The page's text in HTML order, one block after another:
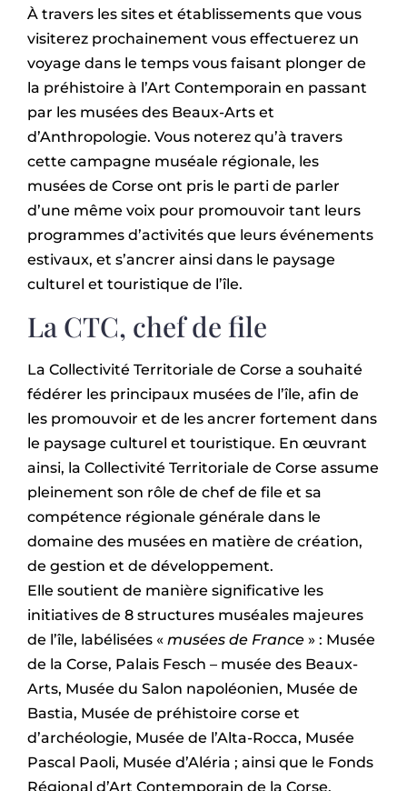
À travers les sites et établissements que vous
visiterez prochainement vous effectuerez un
voyage dans le temps vous faisant plonger de
la préhistoire à l’Art Contemporain en passant
par les musées des Beaux-Arts et
d’Anthropologie. Vous noterez qu’à travers
cette campagne muséale régionale, les
musées de Corse ont pris le parti de parler
d’une même voix pour promouvoir tant leurs
programmes d’activités que leurs événements
estivaux, et s’ancrer ainsi dans le paysage
culturel et touristique de l’île.
La CTC, chef de file
La Collectivité Territoriale de Corse a souhaité
fédérer les principaux musées de l’île, afin de
les promouvoir et de les ancrer fortement dans
le paysage culturel et touristique. En œuvrant
ainsi, la Collectivité Territoriale de Corse assume
pleinement son rôle de chef de file et sa
compétence régionale générale dans le
domaine des musées en matière de création,
de gestion et de développement.
Elle soutient de manière significative les
initiatives de 8 structures muséales majeures
de l’île, labélisées « musées de France » : Musée
de la Corse, Palais Fesch – musée des Beaux-
Arts, Musée du Salon napoléonien, Musée de
Bastia, Musée de préhistoire corse et
d’archéologie, Musée de l’Alta-Rocca, Musée
Pascal Paoli, Musée d’Aléria ; ainsi que le Fonds
Régional d’Art Contemporain de la Corse.